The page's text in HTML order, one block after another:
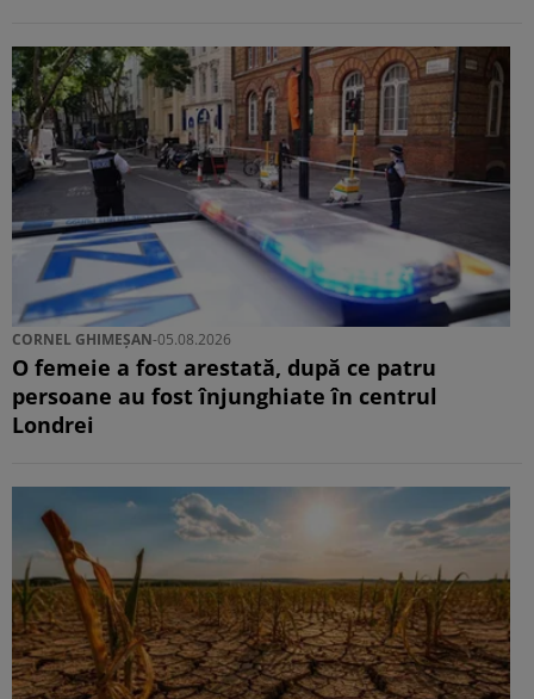
CORNEL GHIMEȘAN-05.08.2026
O femeie a fost arestată, după ce patru
persoane au fost înjunghiate în centrul
Londrei